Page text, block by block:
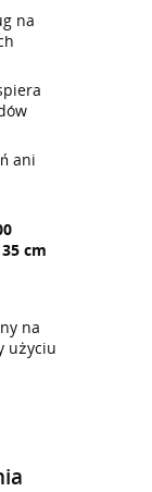
na
ani
cm
na
użyciu